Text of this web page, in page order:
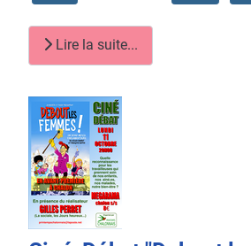
Lire la suite...